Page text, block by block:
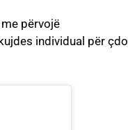
përvojë
individual për çdo